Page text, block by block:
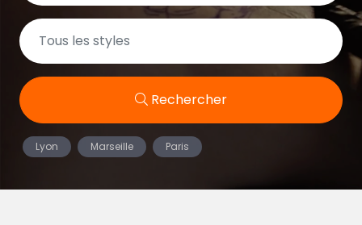
Rechercher
Lyon Marseille Paris